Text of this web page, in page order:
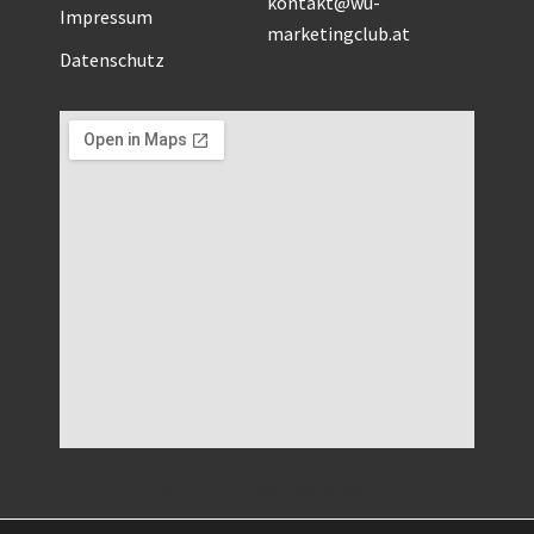
Impressum
Datenschutz
marketingclub.at